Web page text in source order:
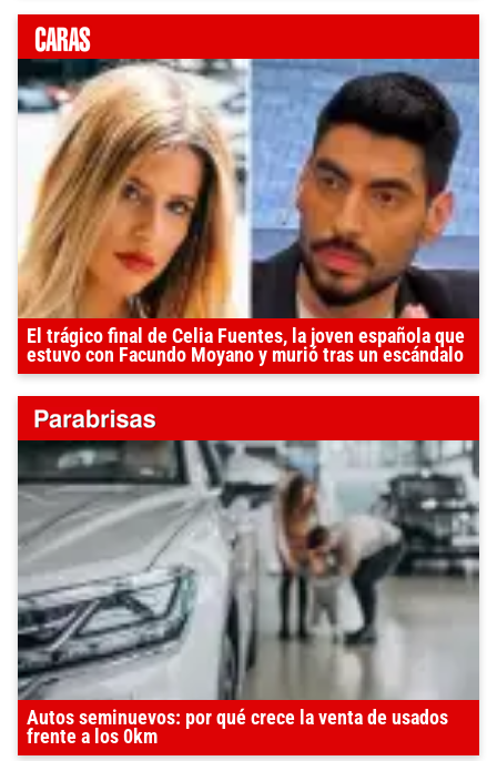
El trágico final de Celia Fuentes, la joven española que
estuvo con Facundo Moyano y murió tras un escándalo
Autos seminuevos: por qué crece la venta de usados
frente a los 0km